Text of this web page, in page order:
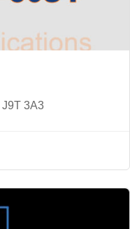
J9T 3A3